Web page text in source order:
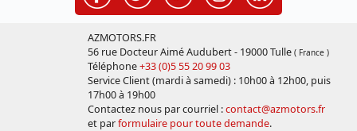
AZMOTORS.FR
56 rue Docteur Aimé Audubert - 19000 Tulle ( France )
Téléphone+33 (0)5 55 20 99 03
Service Client (mardi à samedi) : 10h00 à 12h00, puis
17h00 à 19h00
Contactez nous par courriel :contact@azmotors.fr
et parformulaire pour toute demande.